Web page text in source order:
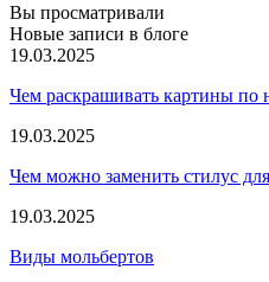
Вы просматривали
Новые записи в блоге
19.03.2025
Чем раскрашивать картины по
19.03.2025
Чем можно заменить стилус
19.03.2025
Виды мольбертов